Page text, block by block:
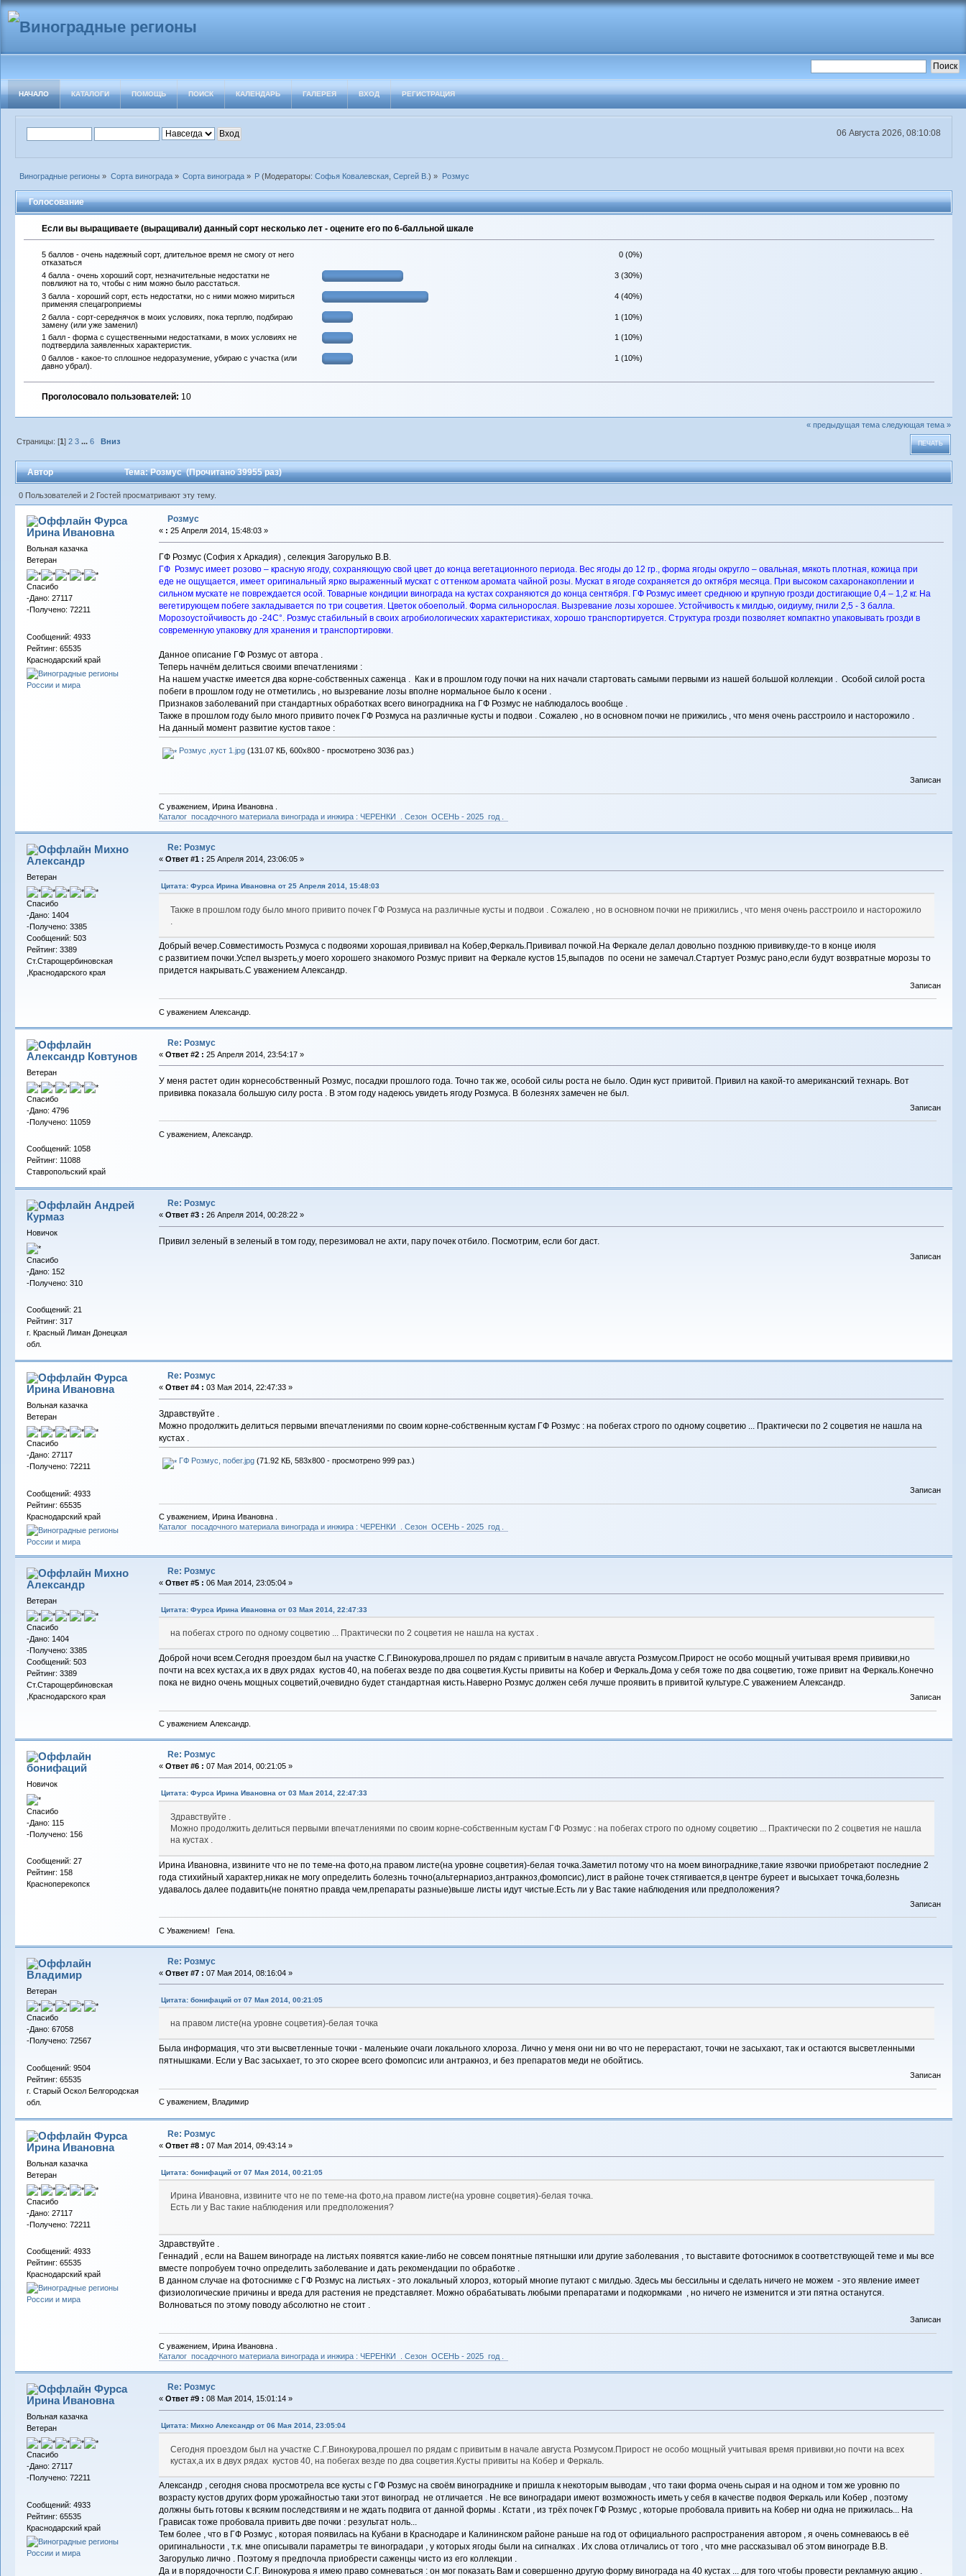
НАЧАЛО КАТАЛОГИ ПОМОЩЬ ПОИСК КАЛЕНДАРЬ ГАЛЕРЕЯ ВХОД РЕГИСТРАЦИЯ
06 Августа 2026, 08:10:08
Виноградные регионы » Сорта винограда» Сорта винограда» Р (Модераторы:Софья Ковалевская,Сергей В.) » Розмус
Голосование
Если вы выращиваете (выращивали) данный сорт несколько лет - оцените его по 6-балльной шкале
5 баллов - очень надежный сорт, длительное время не смогу от него
отказаться
0 (0%)
4 балла - очень хороший сорт, незначительные недостатки не
повлияют на то, чтобы с ним можно было расстаться.
3 (30%)
3 балла - хороший сорт, есть недостатки, но с ними можно мириться
применяя спецагроприемы
4 (40%)
2 балла - сорт-середнячок в моих условиях, пока терплю, подбираю
замену (или уже заменил)
1 (10%)
1 балл - форма с существенными недостатками, в моих условиях не
подтвердила заявленных характеристик.
1 (10%)
0 баллов - какое-то сплошное недоразумение, убираю с участка (или
давно убрал).
1 (10%)
Проголосовало пользователей: 10
« предыдущая тема следующая тема »
ПЕЧАТЬ
Страницы: [1]2 3 ...6 Вниз
Автор Тема: Розмус (Прочитано 39955 раз)
0 Пользователей и 2 Гостей просматривают эту тему.
Фурса
Ирина Ивановна
Вольная казачка
Ветеран
Спасибо
-Дано: 27117
-Получено: 72211
Сообщений: 4933
Рейтинг: 65535
Краснодарский край
Розмус
« : 25 Апреля 2014, 15:48:03 »
ГФ Розмус (София х Аркадия) , селекция Загорулько В.В.
ГФ Розмус имеет розово – красную ягоду, сохраняющую свой цвет до конца вегетационного периода. Вес ягоды до 12 гр., форма ягоды округло – овальная, мякоть плотная, кожица при
еде не ощущается, имеет оригинальный ярко выраженный мускат с оттенком аромата чайной розы. Мускат в ягоде сохраняется до октября месяца. При высоком сахаронакоплении и
сильном мускате не повреждается осой. Товарные кондиции винограда на кустах сохраняются до конца сентября. ГФ Розмус имеет среднюю и крупную грозди достигающие 0,4 – 1,2 кг. На
вегетирующем побеге закладывается по три соцветия. Цветок обоеполый. Форма сильнорослая. Вызревание лозы хорошее. Устойчивость к милдью, оидиуму, гнили 2,5 - 3 балла.
Морозоустойчивость до -24С°. Розмус стабильный в своих агробиологических характеристиках, хорошо транспортируется. Структура грозди позволяет компактно упаковывать грозди в
современную упаковку для хранения и транспортировки.
Данное описание ГФ Розмус от автора .
Теперь начнём делиться своими впечатлениями :
На нашем участке имеется два корне-собственных саженца . Как и в прошлом году почки на них начали стартовать самыми первыми из нашей большой коллекции . Особой силой роста
побеги в прошлом году не отметились , но вызревание лозы вполне нормальное было к осени .
Признаков заболеваний при стандартных обработках всего виноградника на ГФ Розмус не наблюдалось вообще .
Также в прошлом году было много привито почек ГФ Розмуса на различные кусты и подвои . Сожалею , но в основном почки не прижились , что меня очень расстроило и насторожило .
На данный момент развитие кустов такое :
Розмус ,куст 1.jpg(131.07 КБ, 600x800 - просмотрено 3036 раз.)
Записан
С уважением, Ирина Ивановна .
Каталог посадочного материала винограда и инжира : ЧЕРЕНКИ . Сезон ОСЕНЬ - 2025 год .
Михно
Александр
Ветеран
Спасибо
-Дано: 1404
-Получено: 3385
Сообщений: 503
Рейтинг: 3389
Ст.Старощербиновская
,Краснодарского края
Re: Розмус
« Ответ #1 : 25 Апреля 2014, 23:06:05 »
Цитата: Фурса Ирина Ивановна от 25 Апреля 2014, 15:48:03
Также в прошлом году было много привито почек ГФ Розмуса на различные кусты и подвои . Сожалею , но в основном почки не прижились , что меня очень расстроило и насторожило
Добрый вечер.Совместимость Розмуса с подвоями хорошая,прививал на Кобер,Феркаль.Прививал почкой.На Феркале делал довольно позднюю прививку,где-то в конце июля
с развитием почки.Успел вызреть,у моего хорошего знакомого Розмус привит на Феркале кустов 15,выпадов по осени не замечал.Стартует Розмус рано,если будут возвратные морозы то
придется накрывать.С уважением Александр.
Записан
С уважением Александр.
Александр Ковтунов
Ветеран
Спасибо
-Дано: 4796
-Получено: 11059
Сообщений: 1058
Рейтинг: 11088
Ставропольский край
Re: Розмус
« Ответ #2 : 25 Апреля 2014, 23:54:17 »
У меня растет один корнесобственный Розмус, посадки прошлого года. Точно так же, особой силы роста не было. Один куст привитой. Привил на какой-то американский технарь. Вот
прививка показала большую силу роста . В этом году надеюсь увидеть ягоду Розмуса. В болезнях замечен не был.
Записан
С уважением, Александр.
Андрей
Курмаз
Новичок
Спасибо
-Дано: 152
-Получено: 310
Сообщений: 21
Рейтинг: 317
г. Красный Лиман Донецкая
обл.
Re: Розмус
« Ответ #3 : 26 Апреля 2014, 00:28:22 »
Привил зеленый в зеленый в том году, перезимовал не ахти, пару почек отбило. Посмотрим, если бог даст.
Записан
Фурса
Ирина Ивановна
Вольная казачка
Ветеран
Спасибо
-Дано: 27117
-Получено: 72211
Сообщений: 4933
Рейтинг: 65535
Краснодарский край
Re: Розмус
« Ответ #4 : 03 Мая 2014, 22:47:33 »
Здравствуйте .
Можно продолжить делиться первыми впечатлениями по своим корне-собственным кустам ГФ Розмус : на побегах строго по одному соцветию ... Практически по 2 соцветия не нашла на
кустах .
ГФ Розмус, побег.jpg(71.92 КБ, 583x800 - просмотрено 999 раз.)
Записан
С уважением, Ирина Ивановна .
Каталог посадочного материала винограда и инжира : ЧЕРЕНКИ . Сезон ОСЕНЬ - 2025 год .
Михно
Александр
Ветеран
Спасибо
-Дано: 1404
-Получено: 3385
Сообщений: 503
Рейтинг: 3389
Ст.Старощербиновская
,Краснодарского края
Re: Розмус
« Ответ #5 : 06 Мая 2014, 23:05:04 »
Цитата: Фурса Ирина Ивановна от 03 Мая 2014, 22:47:33
на побегах строго по одному соцветию ... Практически по 2 соцветия не нашла на кустах .
Доброй ночи всем.Сегодня проездом был на участке С.Г.Винокурова,прошел по рядам с привитым в начале августа Розмусом.Прирост не особо мощный учитывая время прививки,но
почти на всех кустах,а их в двух рядах кустов 40, на побегах везде по два соцветия.Кусты привиты на Кобер и Феркаль.Дома у себя тоже по два соцветию, тоже привит на Феркаль.Конечно
пока не видно очень мощных соцветий,очевидно будет стандартная кисть.Наверно Розмус должен себя лучше проявить в привитой культуре.С уважением Александр.
Записан
С уважением Александр.
бонифаций
Новичок
Спасибо
-Дано: 115
-Получено: 156
Сообщений: 27
Рейтинг: 158
Красноперекопск
Re: Розмус
« Ответ #6 : 07 Мая 2014, 00:21:05 »
Цитата: Фурса Ирина Ивановна от 03 Мая 2014, 22:47:33
Здравствуйте .
Можно продолжить делиться первыми впечатлениями по своим корне-собственным кустам ГФ Розмус : на побегах строго по одному соцветию ... Практически по 2 соцветия не нашла
на кустах .
Ирина Ивановна, извините что не по теме-на фото,на правом листе(на уровне соцветия)-белая точка.Заметил потому что на моем винограднике,такие язвочки приобретают последние 2
года стихийный характер,никак не могу определить болезнь точно(альтернариоз,антракноз,фомопсис),лист в районе точек стягивается,в центре буреет и высыхает точка,болезнь
удавалось далее подавить(не понятно правда чем,препараты разные)выше листы идут чистые.Есть ли у Вас такие наблюдения или предположения?
Записан
С Уважением! Гена.
Владимиp
Ветеран
Спасибо
-Дано: 67058
-Получено: 72567
Сообщений: 9504
Рейтинг: 65535
г. Старый Оскол Белгородская
обл.
Re: Розмус
« Ответ #7 : 07 Мая 2014, 08:16:04 »
Цитата: бонифаций от 07 Мая 2014, 00:21:05
на правом листе(на уровне соцветия)-белая точка
Была информация, что эти высветленные точки - маленькие очаги локального хлороза. Лично у меня они ни во что не перерастают, точки не засыхают, так и остаются высветленными
пятнышками. Если у Вас засыхает, то это скорее всего фомопсис или антракноз, и без препаратов меди не обойтись.
Записан
С уважением, Владимир
Фурса
Ирина Ивановна
Вольная казачка
Ветеран
Спасибо
-Дано: 27117
-Получено: 72211
Сообщений: 4933
Рейтинг: 65535
Краснодарский край
Re: Розмус
« Ответ #8 : 07 Мая 2014, 09:43:14 »
Цитата: бонифаций от 07 Мая 2014, 00:21:05
Ирина Ивановна, извините что не по теме-на фото,на правом листе(на уровне соцветия)-белая точка.
Есть ли у Вас такие наблюдения или предположения?
Здравствуйте .
Геннадий , если на Вашем винограде на листьях появятся какие-либо не совсем понятные пятнышки или другие заболевания , то выставите фотоснимок в соответствующей теме и мы все
вместе попробуем точно определить заболевание и дать рекомендации по обработке .
В данном случае на фотоснимке с ГФ Розмус на листьях - это локальный хлороз, который многие путают с милдью. Здесь мы бессильны и сделать ничего не можем - это явление имеет
физиологические причины и вреда для растения не представляет. Можно обрабатывать любыми препаратами и подкормками , но ничего не изменится и эти пятна останутся.
Волноваться по этому поводу абсолютно не стоит .
Записан
С уважением, Ирина Ивановна .
Каталог посадочного материала винограда и инжира : ЧЕРЕНКИ . Сезон ОСЕНЬ - 2025 год .
Фурса
Ирина Ивановна
Вольная казачка
Ветеран
Спасибо
-Дано: 27117
-Получено: 72211
Сообщений: 4933
Рейтинг: 65535
Краснодарский край
Re: Розмус
« Ответ #9 : 08 Мая 2014, 15:01:14 »
Цитата: Михно Александр от 06 Мая 2014, 23:05:04
Сегодня проездом был на участке С.Г.Винокурова,прошел по рядам с привитым в начале августа Розмусом.Прирост не особо мощный учитывая время прививки,но почти на всех
кустах,а их в двух рядах кустов 40, на побегах везде по два соцветия.Кусты привиты на Кобер и Феркаль.
Александр , сегодня снова просмотрела все кусты с ГФ Розмус на своём винограднике и пришла к некоторым выводам , что таки форма очень сырая и на одном и том же уровню по
возрасту кустов других форм урожайностью таки этот виноград не отличается . Не все виноградари имеют возможность иметь у себя в качестве подвоя Феркаль или Кобер , поэтому
должны быть готовы к всяким последствиям и не ждать подвига от данной формы . Кстати , из трёх почек ГФ Розмус , которые пробовала привить на Кобер ни одна не прижилась... На
Грависак тоже пробовала привить две почки : результат ноль...
Тем более , что в ГФ Розмус , которая появилась на Кубани в Краснодаре и Калининском районе раньше на год от официального распространения автором , я очень сомневаюсь в её
оригинальности , т.к. мне описывали параметры те виноградари , у которых ягоды были на сигналках . Их слова отличались от того , что мне рассказывал об этом винограде В.В.
Загорулько лично . Поэтому я предпочла приобрести саженцы чисто из его коллекции .
Да и в порядочности С.Г. Винокурова я имею право сомневаться : он мог показать Вам и совершенно другую форму винограда на 40 кустах ... для того чтобы провести рекламную акцию .